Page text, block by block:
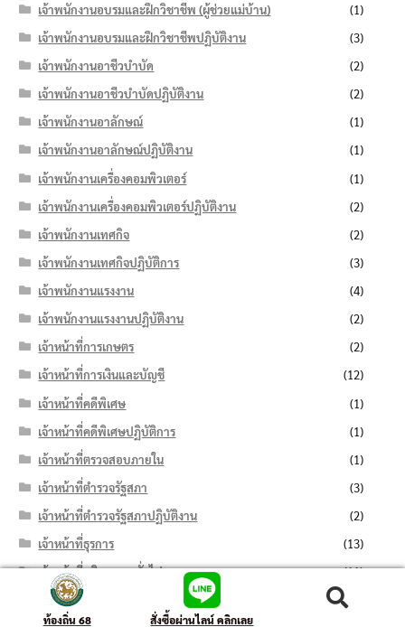
เจ้าพนักงานอบรมและฝึกวิชาชีพ (ผู้ช่วยแม่บ้าน)
(1)
เจ้าพนักงานอบรมและฝึกวิชาชีพปฏิบัติงาน
(3)
เจ้าพนักงานอาชีวบำบัด
(2)
เจ้าพนักงานอาชีวบำบัดปฏิบัติงาน
(2)
เจ้าพนักงานอาลักษณ์
(1)
เจ้าพนักงานอาลักษณ์ปฏิบัติงาน
(1)
เจ้าพนักงานเครื่องคอมพิวเตอร์
(1)
เจ้าพนักงานเครื่องคอมพิวเตอร์ปฏิบัติงาน
(2)
เจ้าพนักงานเทศกิจ
(2)
เจ้าพนักงานเทศกิจปฏิบัติการ
(3)
เจ้าพนักงานแรงงาน
(4)
เจ้าพนักงานแรงงานปฏิบัติงาน
(2)
เจ้าหน้าที่การเกษตร
(2)
เจ้าหน้าที่การเงินและบัญชี
(12)
เจ้าหน้าที่คดีพิเศษ
(1)
เจ้าหน้าที่คดีพิเศษปฏิบัติการ
(1)
เจ้าหน้าที่ตรวจสอบภายใน
(1)
เจ้าหน้าที่ตำรวจรัฐสภา
(3)
เจ้าหน้าที่ตำรวจรัฐสภาปฏิบัติงาน
(2)
เจ้าหน้าที่ธุรการ
(13)
เจ้าหน้าที่บริหารงานทั่วไป
(11)
เจ้าหน้าที่บันทึกข้อมูล
ท้องถิ่น 68 สั่งซื้อผ่านไลน์ คลิกเลย